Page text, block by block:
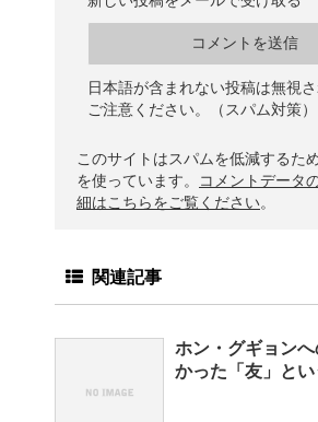
日本語が含まれない投稿は無視
ご注意ください。（スパム対策）
このサイトはスパムを低減するた
を使っています。
コメントデータ
細はこちらをご覧ください。
関連記事
ホン・グギョン
かった「友」とい